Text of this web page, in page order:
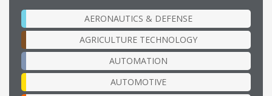
AERONAUTICS & DEFENSE
AGRICULTURE TECHNOLOGY
AUTOMATION
AUTOMOTIVE